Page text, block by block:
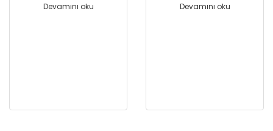
Devamını oku Devamını oku